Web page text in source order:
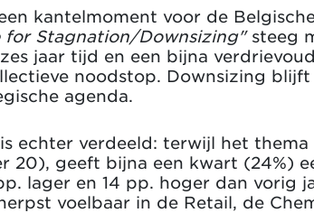
kantelmoment voor de
for Stagnation/Downsizing"steeg
jaar tijd en een bijna
noodstop. Downsizing
agenda.
echter verdeeld: terwijl het
20), geeft bijna een kwart (24%)
lager en 14 pp. hoger dan vorig
voelbaar in de Retail, de